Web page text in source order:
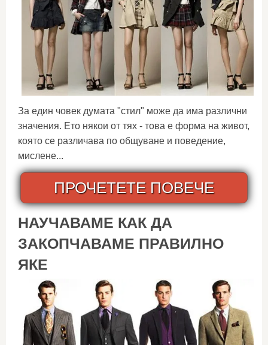
За един човек думата "стил" може да има различни
значения. Ето някои от тях - това е форма на живот,
която се различава по общуване и поведение,
мислене...
ПРОЧЕТЕТЕ ПОВЕЧЕ
НАУЧАВАМЕ КАК ДА
ЗАКОПЧАВАМЕ ПРАВИЛНО
ЯКЕ